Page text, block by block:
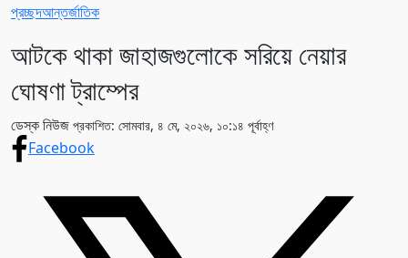
প্রচ্ছদআন্তর্জাতিক
আটকে থাকা জাহাজগুলোকে সরিয়ে নেয়ার
ঘোষণা ট্রাম্পের
ডেস্ক নিউজ প্রকাশিত: সোমবার, ৪ মে, ২০২৬, ১০:১৪ পূর্বাহ্ণ
Facebook